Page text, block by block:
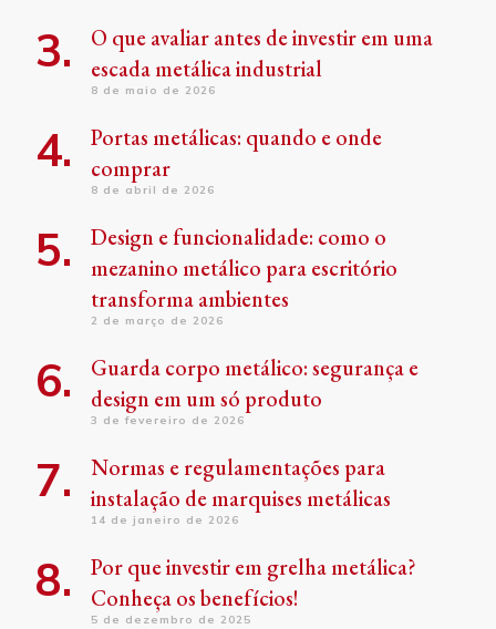
O que avaliar antes de investir em uma
escada metálica industrial
8 de maio de 2026
Portas metálicas: quando e onde
comprar
8 de abril de 2026
Design e funcionalidade: como o
mezanino metálico para escritório
transforma ambientes
2 de março de 2026
Guarda corpo metálico: segurança e
design em um só produto
3 de fevereiro de 2026
Normas e regulamentações para
instalação de marquises metálicas
14 de janeiro de 2026
Por que investir em grelha metálica?
Conheça os benefícios!
5 de dezembro de 2025